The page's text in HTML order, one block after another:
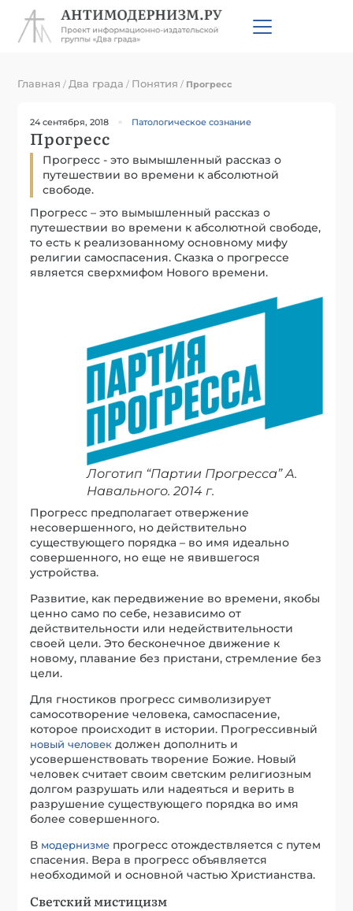
Главная / Два града / Понятия / Прогресс
24 сентября, 2018 Патологическое сознание
Прогресс
Прогресс - это вымышленный рассказ о
путешествии во времени к абсолютной
свободе.
Прогресс – это вымышленный рассказ о
путешествии во времени к абсолютной свободе,
то есть к реализованному основному мифу
религии самоспасения. Сказка о прогрессе
является сверхмифом Нового времени.
Логотип “Партии Прогресса” А.
Навального. 2014 г.
Прогресс предполагает отвержение
несовершенного, но действительно
существующего порядка – во имя идеально
совершенного, но еще не явившегося
устройства.
Развитие, как передвижение во времени, якобы
ценно само по себе, независимо от
действительности или недействительности
своей цели. Это бесконечное движение к
новому, плавание без пристани, стремление без
цели.
Для гностиков прогресс символизирует
самосотворение человека, самоспасение,
которое происходит в истории. Прогрессивный
новый человек должен дополнить и
усовершенствовать творение Божие. Новый
человек считает своим светским религиозным
долгом разрушать или надеяться и верить в
разрушение существующего порядка во имя
более совершенного.
В модернизме прогресс отождествляется с путем
спасения. Вера в прогресс объявляется
необходимой и основной частью Христианства.
Светский мистицизм